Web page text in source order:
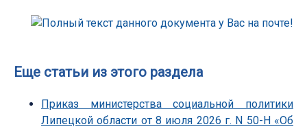
Еще статьи из этого раздела
Приказ министерства социальной политики
Липецкой области от 8 июля 2026 г. N 50-Н «Об